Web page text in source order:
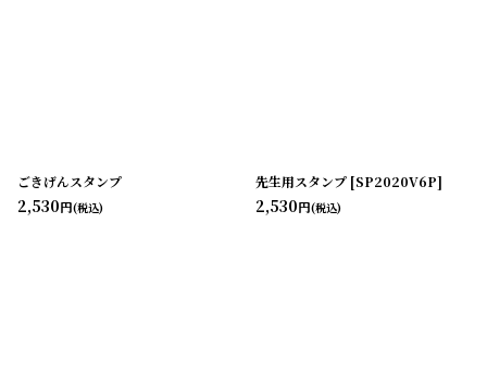
ごきげんスタンプ
2,530円(税込)
先生用スタンプ [SP2020V6P]
2,530円(税込)